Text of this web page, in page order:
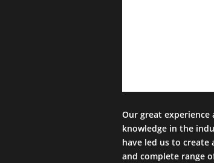
Our great experience
knowledge in the
have led us to create
and complete range